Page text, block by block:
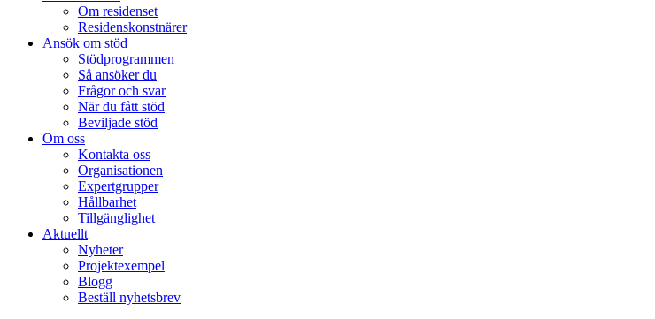
Om residenset
Residenskonstnärer
Ansök om stöd
Stödprogrammen
Så ansöker du
Frågor och svar
När du fått stöd
Beviljade stöd
Om oss
Kontakta oss
Organisationen
Expertgrupper
Hållbarhet
Tillgänglighet
Aktuellt
Nyheter
Projektexempel
Blogg
Beställ nyhetsbrev